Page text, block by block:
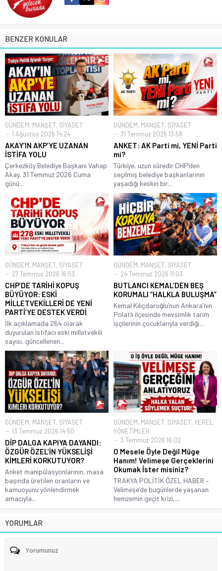
BENZER KONULAR
GÜNDEM, MANŞET, SİYASET
1 Ağustos 2026 14:24
AKAY’IN AKP’YE UZANAN
İSTİFA YOLU
Çerkezköy Belediye Başkanı Vahap
Akay, 31 Temmuz 2026 Cuma
günü...
GÜNDEM, MANŞET, SİYASET
31 Temmuz 2026 13:58
ANKET: AK Parti mi, YENİ Parti
mi?
Türkiye, uzun süredir CHP’den
seçilmiş belediye başkanlarının
yaşadığı keskin bir...
GÜNDEM, MANŞET, SİYASET
27 Temmuz 2026 16:53
CHP’DE TARİHİ KOPUŞ
BÜYÜYOR: ESKİ
MİLLETVEKİLLERİ DE YENİ
PARTİ’YE DESTEK VERDİ
İlk açıklamada 264 olarak
duyurulan istifacı eski milletvekili
sayısı, güncellenen...
GÜNDEM, MANŞET, SİYASET
24 Temmuz 2026 11:03
BUTLANCI KEMAL’DEN BEŞ
KORUMALI “HALKLA BULUŞMA”
Kemal Kılıçdaroğlu’nun Ankara’nın
Polatlı ilçesinde mevsimlik tarım
işçilerinin çocuklarıyla verdiği...
GÜNDEM, MANŞET, SİYASET
13 Temmuz 2026 14:50
DİP DALGA KAPIYA DAYANDI:
ÖZGÜR ÖZEL’İN YÜKSELİŞİ
KİMLERİ KORKUTUYOR?
Anket manipülasyonlarının, masa
başında üretilen oranların ve
kamuoyunu yönlendirmek
amacıyla...
GÜNDEM, MANŞET, SİYASET, YEREL
YÖNETİMLER
3 Temmuz 2026 16:02
O Mesele Öyle Değil Müge
Hanım! Velimeşe Gerçeklerini
Okumak İster misiniz?
TRAKYA POLİTİK ÖZEL HABER –
Velimeşe’de bugünlerde yaşanan
hemzemin geçit krizi,...
YORUMLAR